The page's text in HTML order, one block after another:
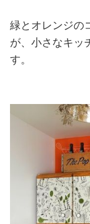
緑とオレンジの
が、小さなキッ
す。